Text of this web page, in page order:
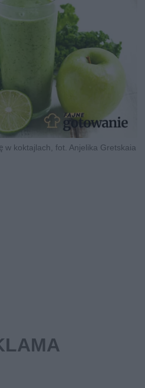
w koktajlach, fot. Anjelika Gretskaia